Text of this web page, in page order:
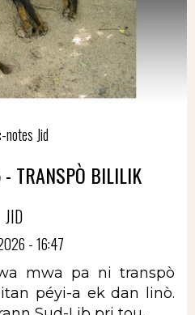
notes Jid
- TRANSPÒ BILILIK
JID
- 16:47
mwa pa ni transpò
péyi-a ek dan linò.